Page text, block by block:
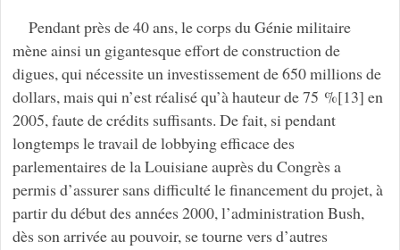
Pendant près de 40 ans, le corps du Génie militaire
mène ainsi un gigantesque effort de construction de
digues, qui nécessite un investissement de 650 millions de
dollars, mais qui n’est réalisé qu’à hauteur de 75 %[13] en
2005, faute de crédits suffisants. De fait, si pendant
longtemps le travail de lobbying efficace des
parlementaires de la Louisiane auprès du Congrès a
permis d’assurer sans difficulté le financement du projet, à
partir du début des années 2000, l’administration Bush,
dès son arrivée au pouvoir, se tourne vers d’autres